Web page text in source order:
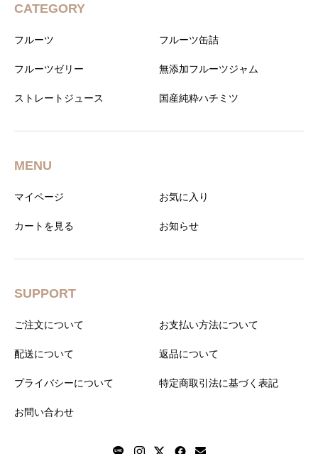
CATEGORY
フルーツ フルーツ缶詰
フルーツゼリー 無添加フルーツジャム
ストレートジュース 国産純粋ハチミツ
MENU
マイページ お気に入り
カートを見る お知らせ
SUPPORT
ご注文について お支払い方法について
配送について 返品について
プライバシーについて 特定商取引法に基づく表記
お問い合わせ